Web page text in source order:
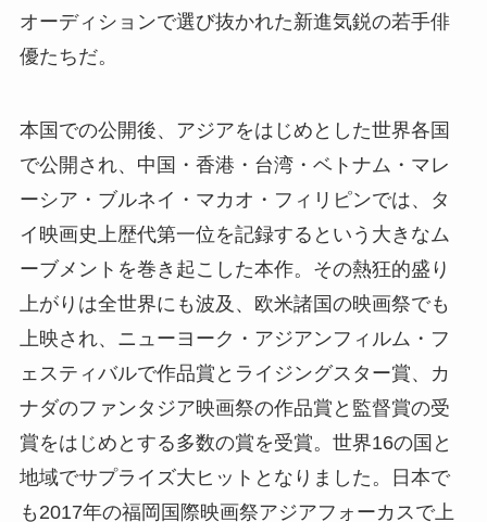
オーディションで選び抜かれた新進気鋭の若手俳
優たちだ。
本国での公開後、アジアをはじめとした世界各国
で公開され、中国・香港・台湾・ベトナム・マレ
ーシア・ブルネイ・マカオ・フィリピンでは、タ
イ映画史上歴代第一位を記録するという大きなム
ーブメントを巻き起こした本作。その熱狂的盛り
上がりは全世界にも波及、欧米諸国の映画祭でも
上映され、ニューヨーク・アジアンフィルム・フ
ェスティバルで作品賞とライジングスター賞、カ
ナダのファンタジア映画祭の作品賞と監督賞の受
賞をはじめとする多数の賞を受賞。世界16の国と
地域でサプライズ大ヒットとなりました。日本で
も2017年の福岡国際映画祭アジアフォーカスで上